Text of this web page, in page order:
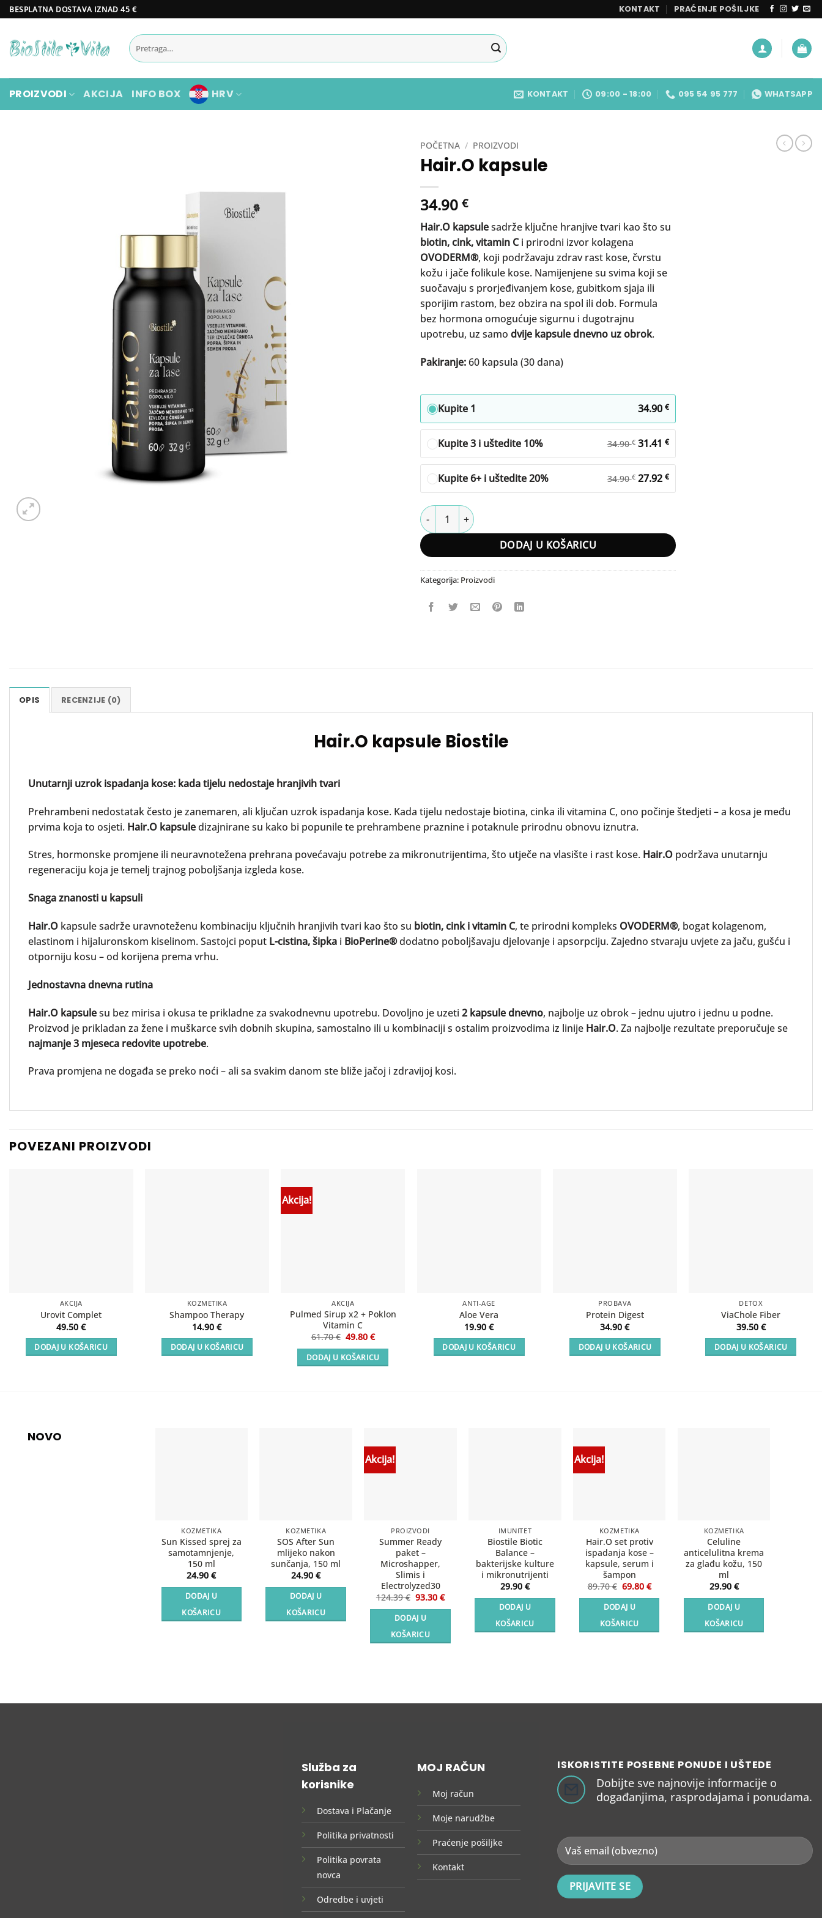
Skip
to
content
BESPLATNA DOSTAVA IZNAD 45 € KONTAKT PRAĆENJE POŠILJKE
Pretraži:
PROIZVODI AKCIJA INFO BOX HRV KONTAKT 09:00 - 18:00 095 54 95 777 WHATSAPP
POČETNA / PROIZVODI
Hair.O kapsule
34.90 €
Hair.O kapsulesadrže ključne hranjive tvari kao što su
biotin, cink, vitamin Ci prirodni izvor kolagena
OVODERM®, koji podržavaju zdrav rast kose, čvrstu
kožu i jače folikule kose. Namijenjene su svima koji se
suočavaju s prorjeđivanjem kose, gubitkom sjaja ili
sporijim rastom, bez obzira na spol ili dob. Formula
bez hormona omogućuje sigurnu i dugotrajnu
upotrebu, uz samo dvije kapsule dnevno uz obrok.
Pakiranje:60 kapsula (30 dana)
Kupite 1 34.90 €
Kupite 3 i uštedite 10% 34.90€ 31.41 €
Kupite 6+ i uštedite 20% 34.90€ 27.92 €
Hair.O kapsule količina
DODAJ U KOŠARICU
Kategorija: Proizvodi
OPIS RECENZIJE (0)
Hair.O kapsule Biostile
Unutarnji uzrok ispadanja kose: kada tijelu nedostaje hranjivih tvari
Prehrambeni nedostatak često je zanemaren, ali ključan uzrok ispadanja kose. Kada tijelu nedostaje biotina, cinka ili vitamina C, ono počinje štedjeti – a kosa je među
prvima koja to osjeti. Hair.O kapsuledizajnirane su kako bi popunile te prehrambene praznine i potaknule prirodnu obnovu iznutra.
Stres, hormonske promjene ili neuravnotežena prehrana povećavaju potrebe za mikronutrijentima, što utječe na vlasište i rast kose. Hair.O podržava unutarnju
regeneraciju koja je temelj trajnog poboljšanja izgleda kose.
Snaga znanosti u kapsuli
Hair.O kapsule sadrže uravnoteženu kombinaciju ključnih hranjivih tvari kao što su biotin, cink i vitamin C, te prirodni kompleks OVODERM®, bogat kolagenom,
elastinom i hijaluronskom kiselinom. Sastojci poput L-cistina, šipka i BioPerine®dodatno poboljšavaju djelovanje i apsorpciju. Zajedno stvaraju uvjete za jaču, gušću i
otporniju kosu – od korijena prema vrhu.
Jednostavna dnevna rutina
Hair.O kapsulesu bez mirisa i okusa te prikladne za svakodnevnu upotrebu. Dovoljno je uzeti 2 kapsule dnevno, najbolje uz obrok – jednu ujutro i jednu u podne.
Proizvod je prikladan za žene i muškarce svih dobnih skupina, samostalno ili u kombinaciji s ostalim proizvodima iz linije Hair.O. Za najbolje rezultate preporučuje se
najmanje 3 mjeseca redovite upotrebe.
Prava promjena ne događa se preko noći – ali sa svakim danom ste bliže jačoj i zdravijoj kosi.
POVEZANI PROIZVODI
AKCIJA
Urovit Complet
49.50€
DODAJ U KOŠARICU
KOZMETIKA
Shampoo Therapy
14.90€
DODAJ U KOŠARICU
Akcija!
AKCIJA
Pulmed Sirup x2 + Poklon
Vitamin C
61.70€ Izvorna
bila
je:
49.80 €Trenutna
je:
49.80 €.
DODAJ U KOŠARICU
ANTI-AGE
Aloe Vera
19.90€
DODAJ U KOŠARICU
PROBAVA
Protein Digest
34.90€
DODAJ U KOŠARICU
DETOX
ViaChole Fiber
39.50 €
DODAJ U KOŠARICU
NOVO
KOZMETIKA
Sun Kissed sprej za
samotamnjenje,
150 ml
24.90€
DODAJ U
KOŠARICU
KOZMETIKA
SOS After Sun
mlijeko nakon
sunčanja, 150 ml
24.90€
DODAJ U
KOŠARICU
Akcija!
PROIZVODI
Summer Ready
paket –
Microshapper,
Slimis i
Electrolyzed30
124.39€ Izvorna
bila
je:
124.39 €.
93.30€Trenutna
DODAJ U
KOŠARICU
IMUNITET
Biostile Biotic
Balance –
bakterijske kulture
i mikronutrijenti
29.90 €
DODAJ U
KOŠARICU
Akcija!
KOZMETIKA
Hair.O set protiv
ispadanja kose –
kapsule, serum i
šampon
89.70€ Izvorna
bila
je:
89.70 €.
69.80 €Trenutna
DODAJ U
KOŠARICU
KOZMETIKA
Celuline
anticelulitna krema
za glađu kožu, 150
ml
29.90 €
DODAJ U
KOŠARICU
Služba za
korisnike
Dostava i Plačanje
Politika privatnosti
Politika povrata
novca
Odredbe i uvjeti
MOJ RAČUN
Moj račun
Moje narudžbe
Praćenje pošiljke
Kontakt
ISKORISTITE POSEBNE PONUDE I UŠTEDE
Dobijte sve najnovije informacije o
događanjima, rasprodajama i ponudama.